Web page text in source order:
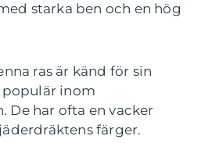
starka ben och en hög
ras är känd för sin
inom
De har ofta en vacker
färger.